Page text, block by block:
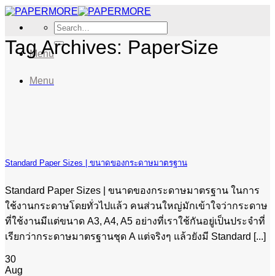
Skip
content
Search
for:
Menu
Menu
Tag Archives: PaperSize
Standard Paper Sizes | ขนาดของกระดาษมาตรฐาน
Standard Paper Sizes | ขนาดของกระดาษมาตรฐาน ในการ
ใช้งานกระดาษโดยทั่วไปแล้ว คนส่วนใหญ่มักเข้าใจว่ากระดาษ
ที่ใช้งานมีแต่ขนาด A3, A4, A5 อย่างที่เราใช้กันอยู่เป็นประจำที่
เรียกว่ากระดาษมาตรฐานชุด A แต่จริงๆ แล้วยังมี Standard [...]
30
Aug